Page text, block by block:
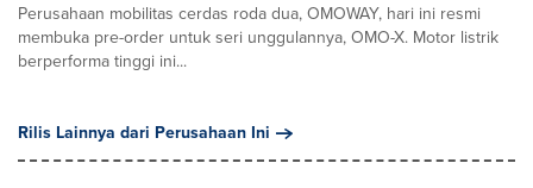
Perusahaan mobilitas cerdas roda dua, OMOWAY, hari ini resmi
membuka pre-order untuk seri unggulannya, OMO-X. Motor listrik
berperforma tinggi ini...
Rilis Lainnya dari Perusahaan Ini